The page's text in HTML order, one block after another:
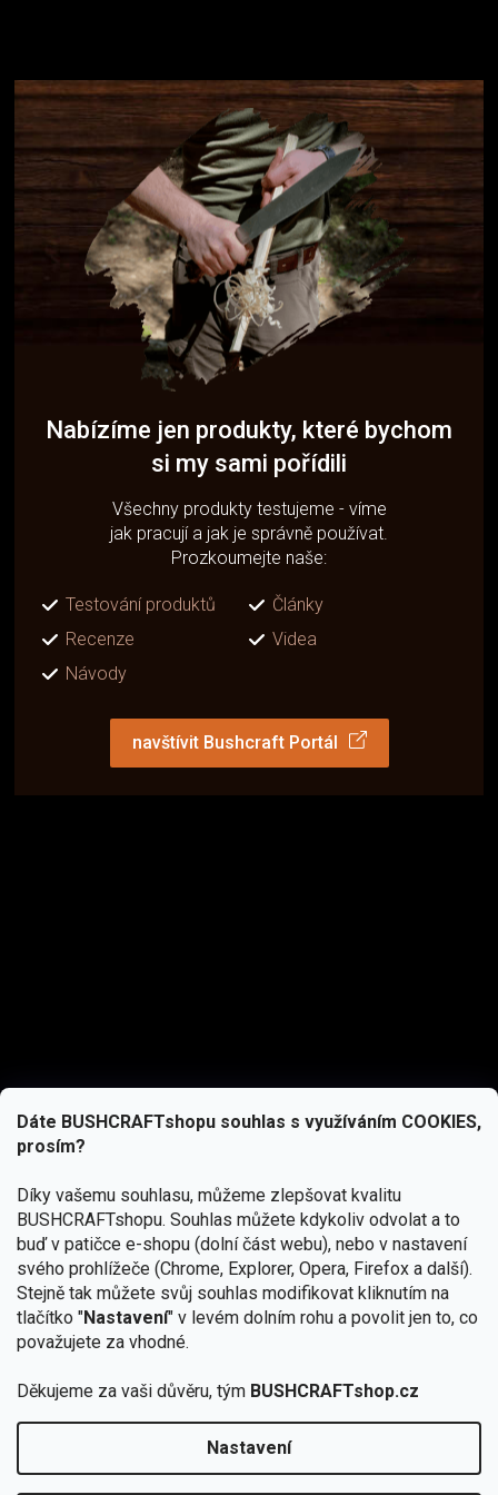
Dáte BUSHCRAFTshopu souhlas s využíváním COOKIES,
prosím?
Díky vašemu souhlasu, můžeme zlepšovat kvalitu
BUSHCRAFTshopu. Souhlas můžete kdykoliv odvolat a to
buď v patičce e-shopu (dolní část webu), nebo v nastavení
svého prohlížeče (Chrome, Explorer, Opera, Firefox a další).
Stejně tak můžete svůj souhlas modifikovat kliknutím na
tlačítko "Nastavení" v levém dolním rohu a povolit jen to, co
považujete za vhodné.
Děkujeme za vaši důvěru, tým BUSHCRAFTshop.cz
Nastavení
Nabízíme jen produkty, které bychom
si my sami pořídili
Všechny produkty testujeme - víme
jak pracují a jak je správně používat.
Prozkoumejte naše:
Testování produktů
Články
Recenze
Videa
Návody
navštívit Bushcraft Portál
podmínkami ochrany osobních údajů
Copyright 2026BUSHCRAFTshop.cz. Všechna práva